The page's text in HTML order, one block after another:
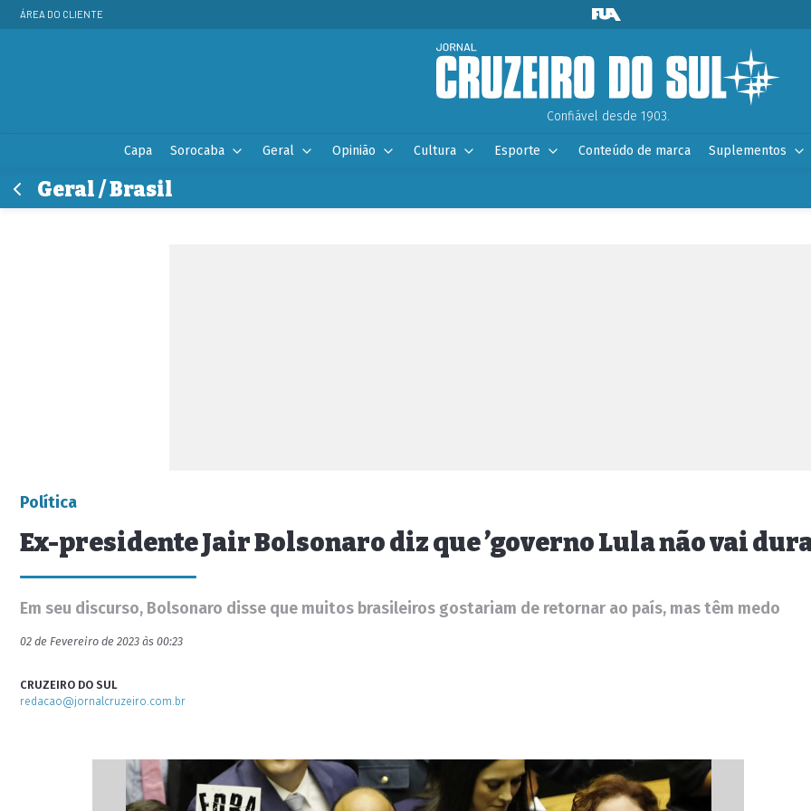
ÁREA DO CLIENTE
Confiável desde 1903.
Capa Sorocaba Geral Opinião Cultura Esporte Conteúdo de marca Suplementos
Geral / Brasil
Política
Ex-presidente Jair Bolsonaro diz que ’governo Lula não vai
Em seu discurso, Bolsonaro disse que muitos brasileiros gostariam de retornar ao país, mas têm medo
02 de Fevereiro de 2023 às 00:23
CRUZEIRO DO SUL
redacao@jornalcruzeiro.com.br